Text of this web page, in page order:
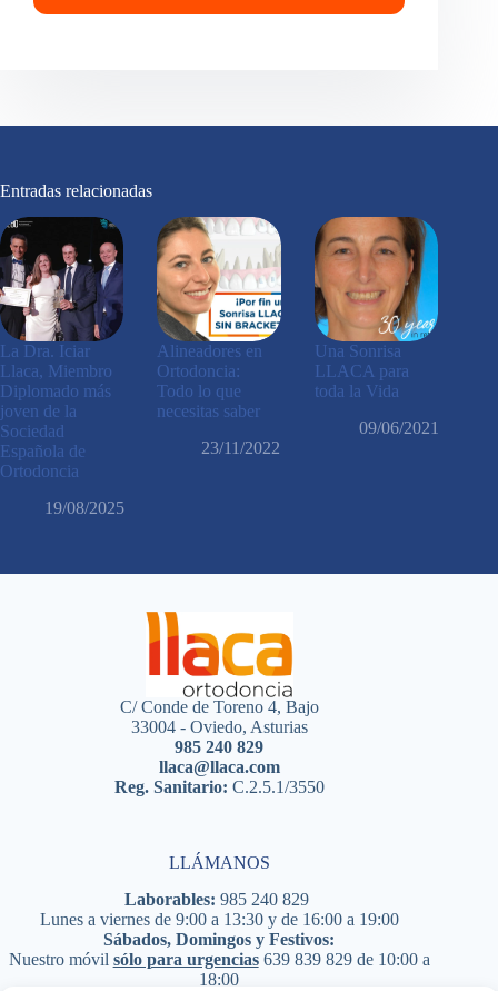
Entradas relacionadas
La Dra. Iciar
Llaca, Miembro
Diplomado más
joven de la
Sociedad
Española de
Ortodoncia
19/08/2025
Alineadores en
Ortodoncia:
Todo lo que
necesitas saber
23/11/2022
Una Sonrisa
LLACA para
toda la Vida
09/06/2021
C/ Conde de Toreno 4, Bajo
33004 - Oviedo, Asturias
985 240 829
llaca@llaca.com
Reg. Sanitario: C.2.5.1/3550
LLÁMANOS
Laborables: 985 240 829
Lunes a viernes de 9:00 a 13:30 y de 16:00 a 19:00
Sábados, Domingos y Festivos:
Nuestro móvil sólo para urgencias 639 839 829de 10:00 a
18:00